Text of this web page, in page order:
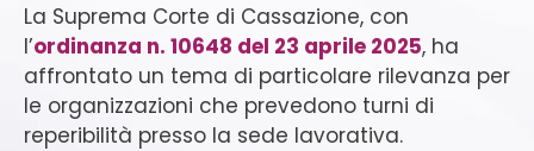
La Suprema Corte di Cassazione, con
l’ordinanza n. 10648 del 23 aprile 2025, ha
affrontato un tema di particolare rilevanza per
le organizzazioni che prevedono turni di
reperibilità presso la sede lavorativa.